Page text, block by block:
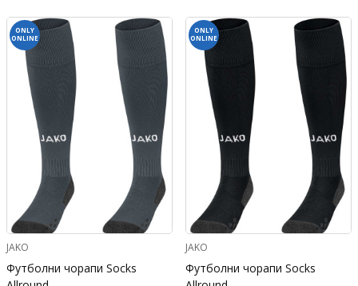
ONLY
ONLINE
JAKO
Футболни чорапи Socks
ONLY
ONLINE
JAKO
Футболни чорапи Socks